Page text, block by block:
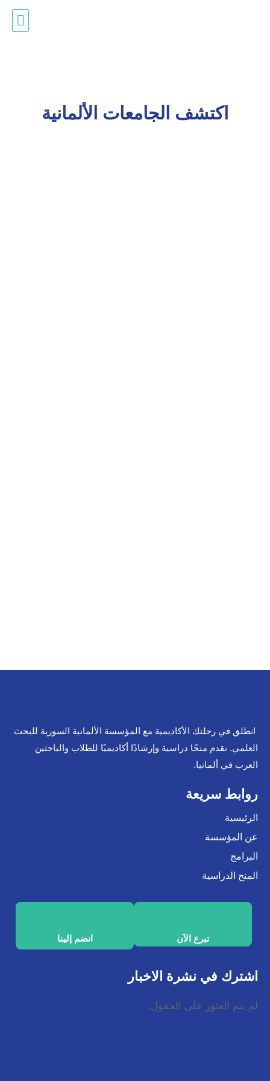
اكتشف الجامعات الألمانية
انطلق في رحلتك الأكاديمية مع المؤسسة الألمانية السورية للبحث
العلمي. نقدم منحًا دراسية وإرشادًا أكاديميًا للطلاب والباحثين
العرب في ألمانيا.
روابط سريعة
الرئيسية
عن المؤسسة
البرامج
المنح الدراسية
تبرع الآن انضم إلينا
اشترك في نشرة الاخبار
لم يتم العثور على الحقول.